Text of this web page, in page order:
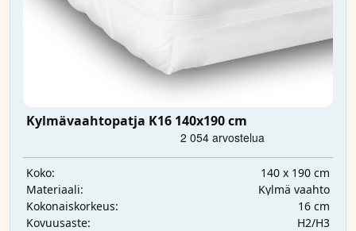
Kylmävaahtopatja K16 140x190 cm
Koko:
140 x 190 cm
Materiaali:
Kylmä vaahto
Kokonaiskorkeus:
16 cm
Kovuusaste:
H2/H3